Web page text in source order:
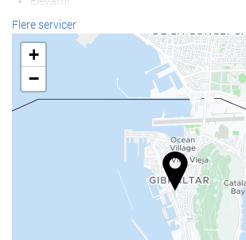
Ikke-ryger værelser
Rygning forbudt på alle fælles- og
Flere servicer
+
−